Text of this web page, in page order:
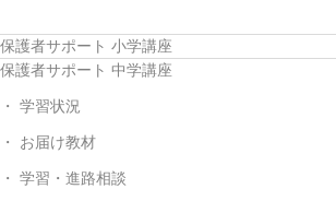
保護者サポート 小学講座
保護者サポート 中学講座
学習状況
お届け教材
学習・進路相談